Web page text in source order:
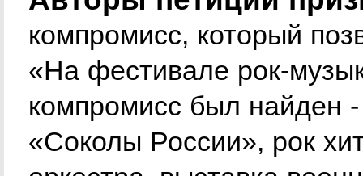
компромисс, который
«На фестивале рок-
компромисс был найден
«Соколы России», рок